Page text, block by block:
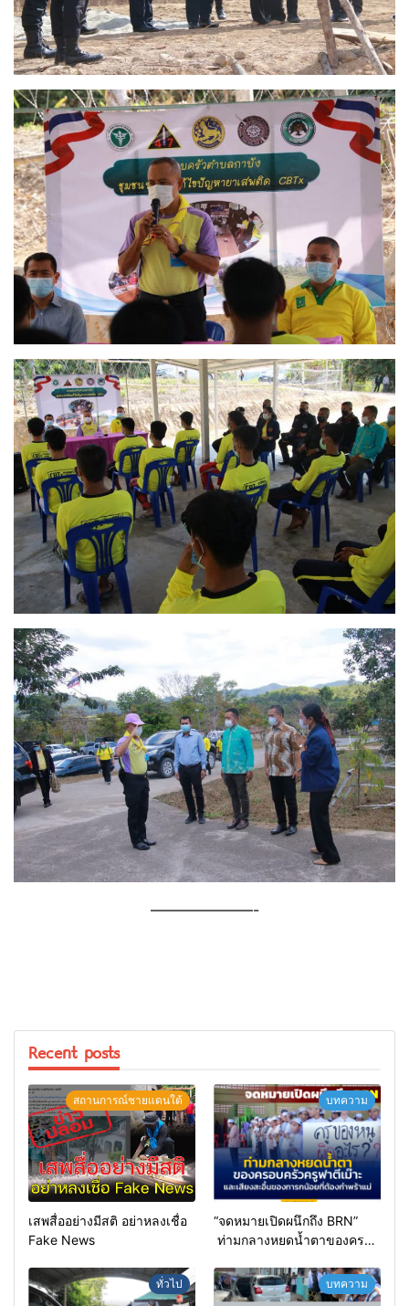
———————-
Recent posts
สถานการณ์ชายแดนใต้
เสพสื่ออย่างมีสติ อย่าหลงเชื่อ
Fake News
บทความ
“จดหมายเปิดผนึกถึง BRN”
ท่ามกลางหยดน้ำตาของครอบ
สะอื้นของทารกน้อยที่ต้อง
กำพร้าแม่
ทั่วไป บทความ